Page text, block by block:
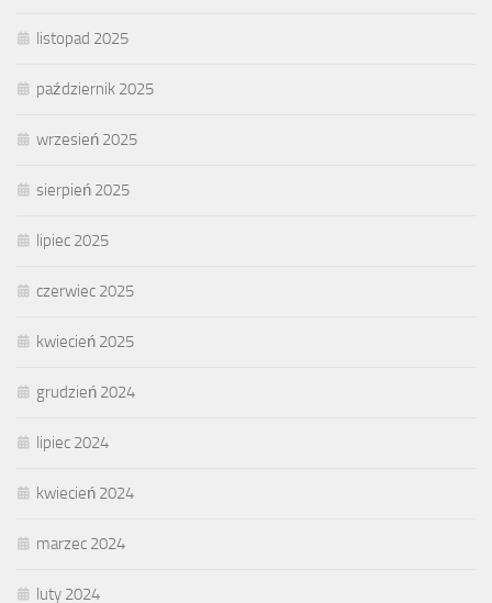
listopad 2025
październik 2025
wrzesień 2025
sierpień 2025
lipiec 2025
czerwiec 2025
kwiecień 2025
grudzień 2024
lipiec 2024
kwiecień 2024
marzec 2024
luty 2024